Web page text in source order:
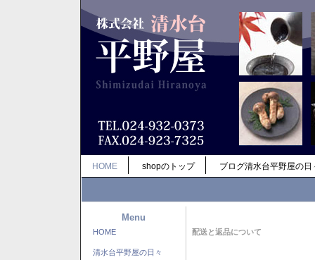
HOME shopのトップ ブログ清水台平野屋の日
Menu
HOME
清水台平野屋の日々
配送と返品について